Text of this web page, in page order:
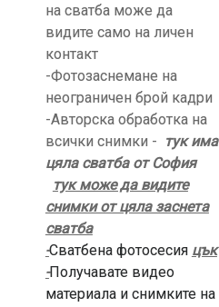
на сватба може да
видите само на личен
контакт
-Фотозаснемане на
неограничен брой кадри
-Авторска обработка на
всички снимки - тук има
цяла сватба от София
тук може да видите
снимки от цяла заснета
сватба
-Сватбена фотосесия цък
-Получавате видео
материала и снимките на